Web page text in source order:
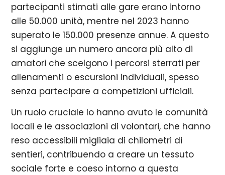
partecipanti stimati alle gare erano intorno
alle 50.000 unità, mentre nel 2023 hanno
superato le 150.000 presenze annue. A questo
si aggiunge un numero ancora più alto di
amatori che scelgono i percorsi sterrati per
allenamenti o escursioni individuali, spesso
senza partecipare a competizioni ufficiali.
Un ruolo cruciale lo hanno avuto le comunità
locali e le associazioni di volontari, che hanno
reso accessibili migliaia di chilometri di
sentieri, contribuendo a creare un tessuto
sociale forte e coeso intorno a questa